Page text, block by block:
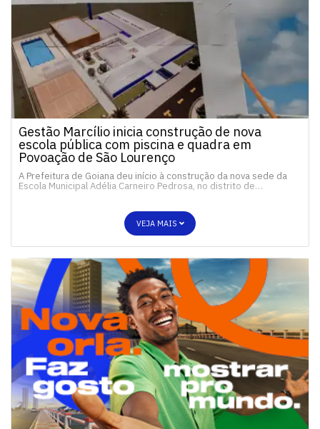
Gestão Marcílio inicia construção de nova
escola pública com piscina e quadra em
Povoação de São Lourenço
A Prefeitura de Goiana deu início à construção da nova sede da
Escola Municipal Adélia Carneiro Pedrosa, no distrito de…
VEJA MAIS